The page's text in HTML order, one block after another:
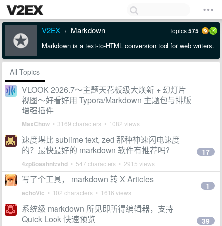
V2EX › Markdown Topics575
Markdown is a text-to-HTML conversion tool for web writers.
All Topics
VLOOK 2026.7～主题天花板级大焕新 + 幻灯片
视图～好看好用 Typora/Markdown 主题包与排版
增强插件
MaxChow • 3169 characters • 1082 views
速度堪比 sublime text, zed 那种神速闪电速度
的？最快最好的 markdown 软件有推荐吗?
4zp8oaahntzvhd • 547 characters • 2915 views
17
写了个工具， markdown 转 X Articles
echoVic • 102 characters • 1616 views
1
系统级 markdown 所见即所得编辑器，支持
Quick Look 快速预览
39